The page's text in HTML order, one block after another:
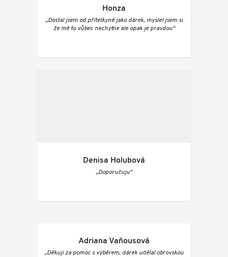
Honza
„Dostal jsem od přítelkyně jako dárek, myslel jsem si
že mě to vůbec nechytne ale opak je pravdou“
Denisa Holubová
„Doporučuju“
Adriana Vaňousová
„Děkuji za pomoc s výběrem, dárek udělal obrovskou